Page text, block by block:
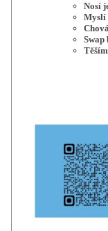
Nosí
Myslí
Swap